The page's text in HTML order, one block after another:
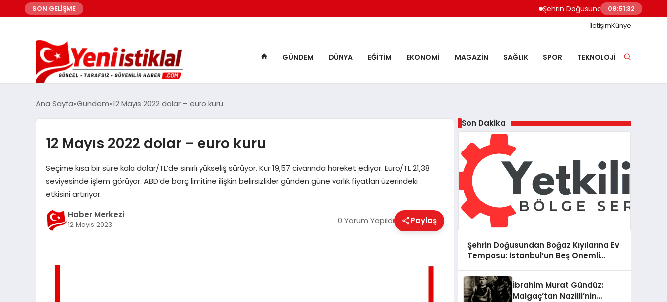
SON GELİŞME Şehrin Doğusundan Boğaz Kıyılarına
08:51:33
İletişimKünye
GÜNDEM DÜNYA EĞITIM EKONOMI MAGAZIN SAĞLIK SPOR TEKNOLOJI
Ana Sayfa Gündem 12 Mayıs 2022 dolar – euro kuru
12 Mayıs 2022 dolar – euro kuru
Seçime kısa bir süre kala dolar/TL’de sınırlı yükseliş sürüyor. Kur 19,57 civarında hareket ediyor. Euro/TL 21,38
seviyesinde işlem görüyor. ABD’de borç limitine ilişkin belirsizlikler günden güne varlık fiyatları üzerindeki
etkisini artırıyor.
Haber Merkezi
12 Mayıs 2023 0 Yorum Yapıldı Paylaş
Son Dakika
Şehrin Doğusundan Boğaz Kıyılarına Ev
Temposu: İstanbul’un Beş Önemli
İbrahim Murat Gündüz:
Malgaç’tan Nazilli’nin